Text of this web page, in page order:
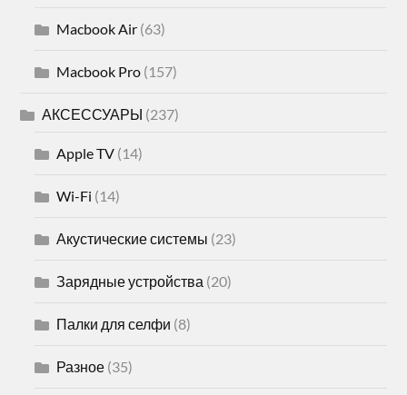
Macbook Air (63)
Macbook Pro (157)
АКСЕССУАРЫ (237)
Apple TV (14)
Wi-Fi (14)
Акустические системы (23)
Зарядные устройства (20)
Палки для селфи (8)
Разное (35)